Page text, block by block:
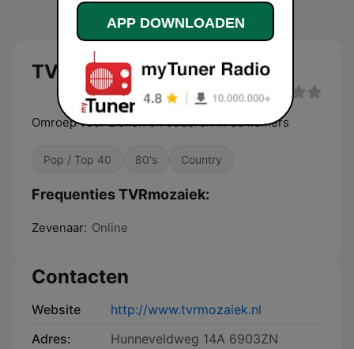
TVRmozaiek
Omroep voor zieken en ouderen in de liemers
Pop / Top 40 80's Country
Frequenties TVRmozaiek:
Zevenaar: Online
Contacten
Website
http://www.tvrmozaiek.nl
Adres:
Hunneveldweg 14A 6903ZN
APP DOWNLOADEN